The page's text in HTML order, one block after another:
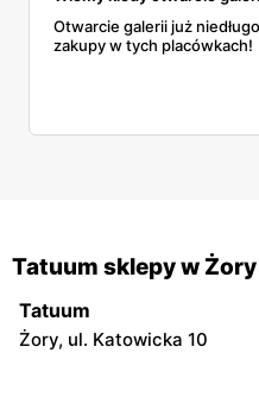
Otwarcie galerii już
zakupy w tych placówkach!
Tatuum sklepy w Żory
Tatuum
Żory, ul. Katowicka 10